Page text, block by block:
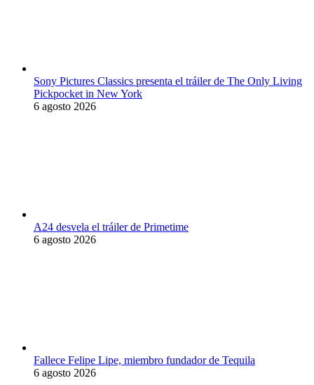
Sony Pictures Classics presenta el tráiler de The Only Living
Pickpocket in New York
6 agosto 2026
A24 desvela el tráiler de Primetime
6 agosto 2026
Fallece Felipe Lipe, miembro fundador de Tequila
6 agosto 2026